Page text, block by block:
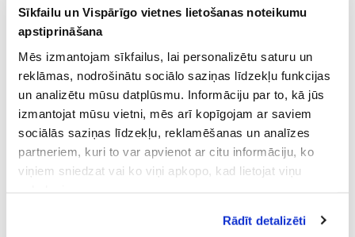
Sīkfailu un Vispārīgo vietnes lietošanas noteikumu
apstiprināšana
Mēs izmantojam sīkfailus, lai personalizētu saturu un
reklāmas, nodrošinātu sociālo saziņas līdzekļu funkcijas
un analizētu mūsu datplūsmu. Informāciju par to, kā jūs
izmantojat mūsu vietni, mēs arī kopīgojam ar saviem
sociālās saziņas līdzekļu, reklamēšanas un analīzes
partneriem, kuri to var apvienot ar citu informāciju, ko
viņiem sniedzat vai ko viņi apkopo, kad lietojat viņu
Vispārīgiem vietnes lietošanas
Rādīt detalizēti